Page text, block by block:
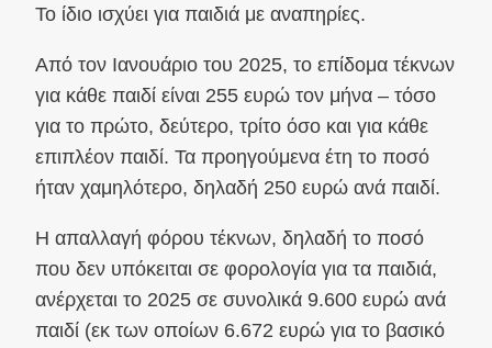
Το ίδιο ισχύει για παιδιά με αναπηρίες.
Από τον Ιανουάριο του 2025, το επίδομα τέκνων
για κάθε παιδί είναι 255 ευρώ τον μήνα – τόσο
για το πρώτο, δεύτερο, τρίτο όσο και για κάθε
επιπλέον παιδί. Τα προηγούμενα έτη το ποσό
ήταν χαμηλότερο, δηλαδή 250 ευρώ ανά παιδί.
Η απαλλαγή φόρου τέκνων, δηλαδή το ποσό
που δεν υπόκειται σε φορολογία για τα παιδιά,
ανέρχεται το 2025 σε συνολικά 9.600 ευρώ ανά
παιδί (εκ των οποίων 6.672 ευρώ για το βασικό